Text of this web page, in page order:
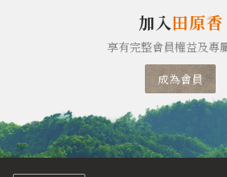
加入田原香
享有完整會員權益及專
成為會員